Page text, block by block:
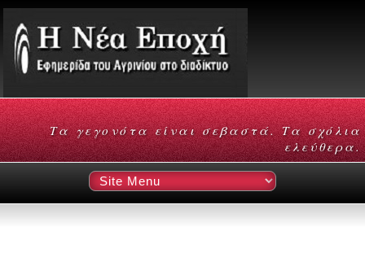
Τα γεγονότα είναι σεβαστά. Τα σχόλια
ελεύθερα.